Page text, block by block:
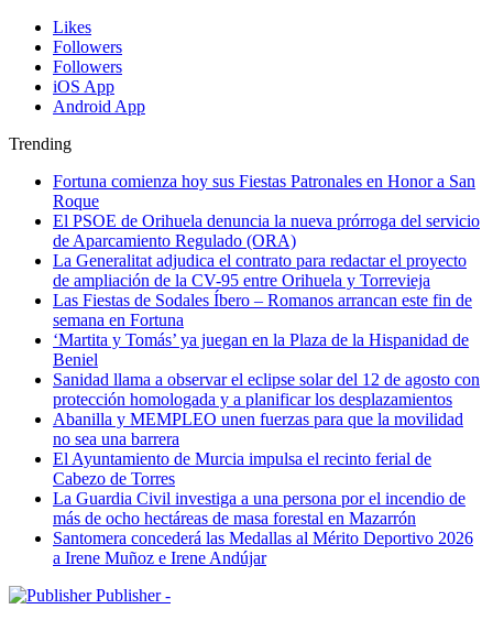
Likes
Followers
Followers
iOS App
Android App
Trending
Fortuna comienza hoy sus Fiestas Patronales en Honor a San
Roque
El PSOE de Orihuela denuncia la nueva prórroga del servicio
de Aparcamiento Regulado (ORA)
La Generalitat adjudica el contrato para redactar el proyecto
de ampliación de la CV-95 entre Orihuela y Torrevieja
Las Fiestas de Sodales Íbero – Romanos arrancan este fin de
semana en Fortuna
‘Martita y Tomás’ ya juegan en la Plaza de la Hispanidad de
Beniel
Sanidad llama a observar el eclipse solar del 12 de agosto con
protección homologada y a planificar los desplazamientos
Abanilla y MEMPLEO unen fuerzas para que la movilidad
no sea una barrera
El Ayuntamiento de Murcia impulsa el recinto ferial de
Cabezo de Torres
La Guardia Civil investiga a una persona por el incendio de
más de ocho hectáreas de masa forestal en Mazarrón
Santomera concederá las Medallas al Mérito Deportivo 2026
a Irene Muñoz e Irene Andújar
Publisher -